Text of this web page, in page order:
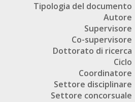
Tipologia del documento
Autore
Supervisore
Co-supervisore
Dottorato di ricerca
Ciclo
Coordinatore
Settore disciplinare
Settore concorsuale